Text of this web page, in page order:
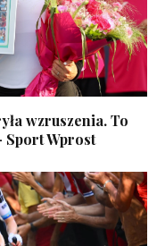
wzruszenia. To
Wprost